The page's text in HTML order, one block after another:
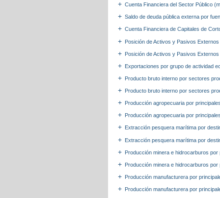
Cuenta Financiera del Sector Público
Saldo de deuda pública externa por
Cuenta Financiera de Capitales de
Posición de Activos y Pasivos
Posición de Activos y Pasivos
Exportaciones por grupo de actividad
Producto bruto interno por sectores
Producto bruto interno por sectores
Producción agropecuaria por
Producción agropecuaria por
Extracción pesquera marítima por
Extracción pesquera marítima por
Producción minera e hidrocarburos
Producción minera e hidrocarburos
Producción manufacturera por
Producción manufacturera por